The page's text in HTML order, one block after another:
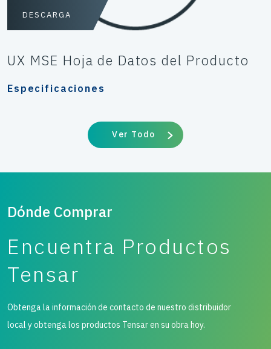
DESCARGA
UX MSE Hoja de Datos del Producto
Especificaciones
Ver Todo
Dónde Comprar
Encuentra Productos
Tensar
Obtenga la información de contacto de nuestro distribuidor
local y obtenga los productos Tensar en su obra hoy.